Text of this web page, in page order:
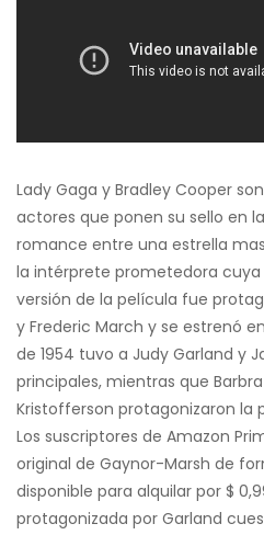
Lady Gaga y Bradley Cooper
actores que ponen su sello en
romance entre una estrella
la intérprete prometedora cuya
versión de la película fue
y Frederic March y se estrenó
de 1954 tuvo a Judy Garland y
principales, mientras que
Kristofferson protagonizaron la
Los suscriptores de Amazon
original de Gaynor-Marsh de
disponible para alquilar por $
protagonizada por Garland